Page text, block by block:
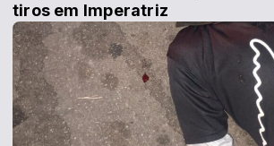
tiros em Imperatriz